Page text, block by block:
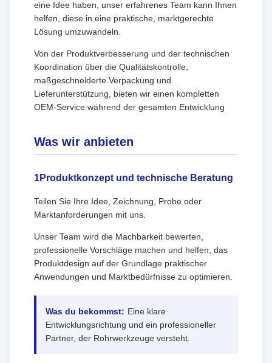
eine Idee haben, unser erfahrenes Team kann Ihnen
helfen, diese in eine praktische, marktgerechte
Lösung umzuwandeln.
Von der Produktverbesserung und der technischen
Koordination über die Qualitätskontrolle,
maßgeschneiderte Verpackung und
Lieferunterstützung, bieten wir einen kompletten
OEM-Service während der gesamten Entwicklung
Was wir anbieten
1Produktkonzept und technische Beratung
Teilen Sie Ihre Idee, Zeichnung, Probe oder
Marktanforderungen mit uns.
Unser Team wird die Machbarkeit bewerten,
professionelle Vorschläge machen und helfen, das
Produktdesign auf der Grundlage praktischer
Anwendungen und Marktbedürfnisse zu optimieren.
Was du bekommst: Eine klare
Entwicklungsrichtung und ein professioneller
Partner, der Rohrwerkzeuge versteht.